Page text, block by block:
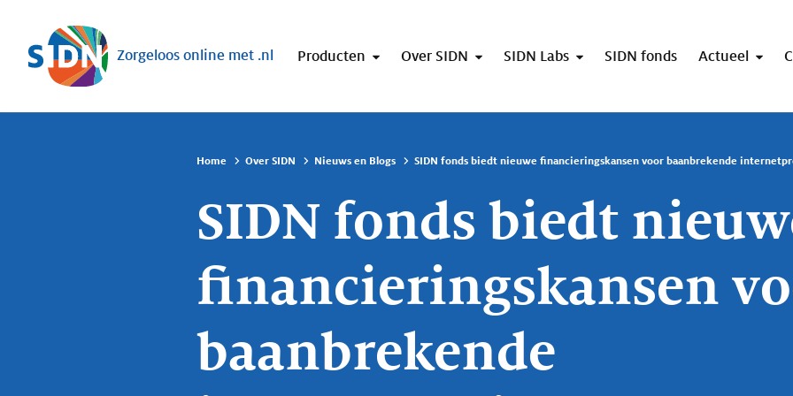
Sla navigatie over
Zorgeloos online met .nl Producten Over SIDN SIDN Labs SIDN fonds Actueel
Home Over SIDN Nieuws en Blogs SIDN fonds biedt nieuwe financieringskansen voor baanbrekende
SIDN fonds biedt
financieringskansen
baanbrekende